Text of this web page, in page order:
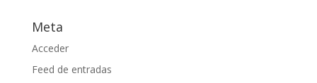
Meta
Acceder
Feed de entradas